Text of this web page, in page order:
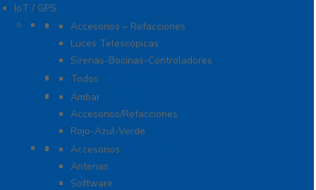
IoT / GPS
Accesorios para Motocicleta
Accesorios – Refacciones
Luces Telescópicas
Sirenas-Bocinas-Controladores
Barras para Interior
Todos
Estrobos/Giratorias
Ámbar
Accesorios/Refacciones
Rojo-Azul-Verde
IoT, GPS y Telemática
Accesorios
Antenas
Software